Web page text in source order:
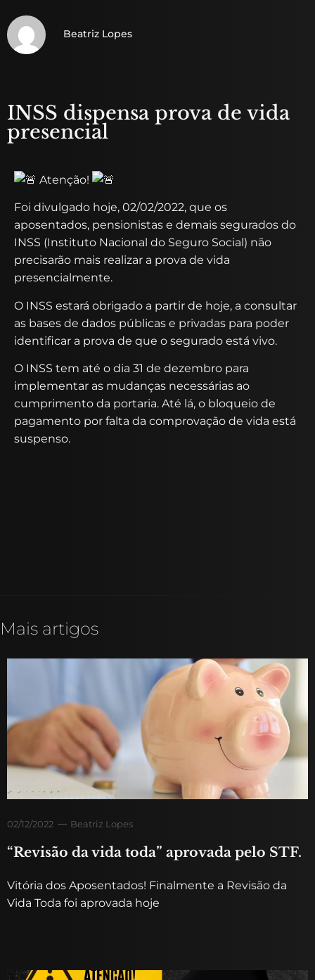
Beatriz Lopes
INSS dispensa prova de vida
presencial
Atenção!
Foi divulgado hoje, 02/02/2022, que os
aposentados, pensionistas e demais segurados do
INSS (Instituto Nacional do Seguro Social) não
precisarão mais realizar a prova de vida
presencialmente.
O INSS estará obrigado a partir de hoje, a consultar
as bases de dados públicas e privadas para poder
identificar a prova de que o segurado está vivo.
O INSS tem até o dia 31 de dezembro para
implementar as mudanças necessárias ao
cumprimento da portaria. Até lá, o bloqueio de
pagamento por falta da comprovação de vida está
suspenso.
Mais artigos
02/12/2022 Beatriz Lopes
“Revisão da vida toda” aprovada pelo STF.
Vitória dos Aposentados! Finalmente a Revisão da
Vida Toda foi aprovada hoje